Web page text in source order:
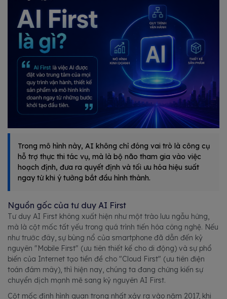
Trong mô hình này, AI không chỉ đóng vai trò là công cụ
hỗ trợ thực thi tác vụ, mà là bộ não tham gia vào việc
hoạch định, đưa ra quyết định và tối ưu hóa hiệu suất
ngay từ khi ý tưởng bắt đầu hình thành.
Nguồn gốc của tư duy AI First
Tư duy AI First không xuất hiện như một trào lưu ngẫu hứng,
mà là cột mốc tất yếu trong quá trình tiến hóa công nghệ. Nếu
như trước đây, sự bùng nổ của smartphone đã dẫn đến kỷ
nguyên "Mobile First" (ưu tiên thiết kế cho di động) và sự phổ
biến của Internet tạo tiền đề cho "Cloud First" (ưu tiên điện
toán đám mây), thì hiện nay, chúng ta đang chứng kiến sự
chuyển dịch mạnh mẽ sang kỷ nguyên AI First.
Cột mốc định hình quan trọng nhất xảy ra vào năm 2017, khi